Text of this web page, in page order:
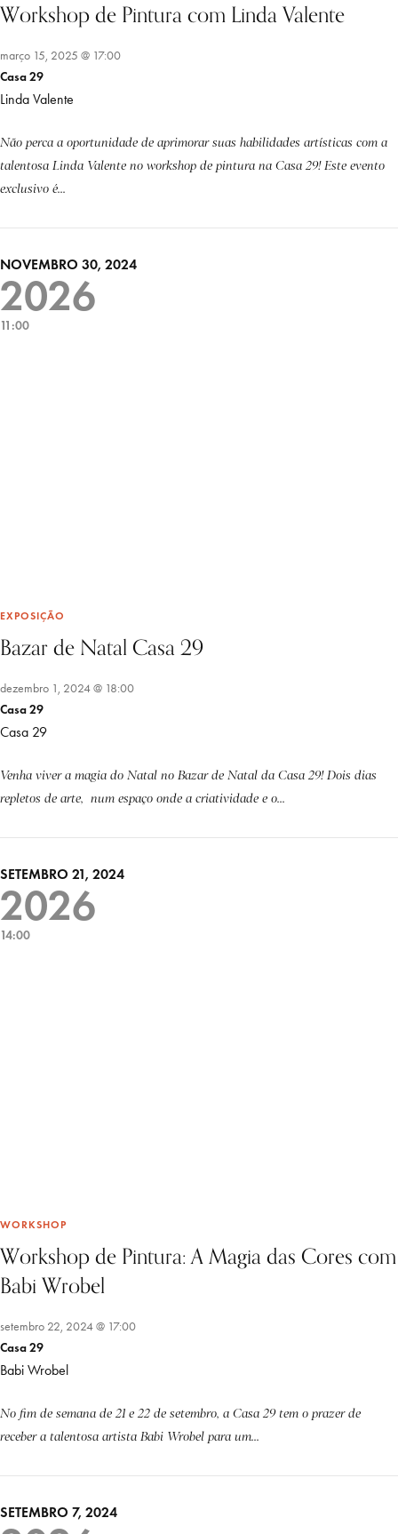
Workshop de Pintura com Linda Valente
março 15, 2025 @ 17:00
Casa 29
Linda Valente
Não perca a oportunidade de aprimorar suas habilidades artísticas com a
talentosa Linda Valente no workshop de pintura na Casa 29! Este evento
exclusivo é...
NOVEMBRO 30, 2024
2026
11:00
EXPOSIÇÃO
Bazar de Natal Casa 29
dezembro 1, 2024 @ 18:00
Casa 29
Casa 29
Venha viver a magia do Natal no Bazar de Natal da Casa 29! Dois dias
repletos de arte, num espaço onde a criatividade e o...
SETEMBRO 21, 2024
2026
14:00
WORKSHOP
Workshop de Pintura: A Magia das Cores com
Babi Wrobel
setembro 22, 2024 @ 17:00
Casa 29
Babi Wrobel
No fim de semana de 21 e 22 de setembro, a Casa 29 tem o prazer de
receber a talentosa artista Babi Wrobel para um...
SETEMBRO 7, 2024